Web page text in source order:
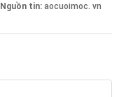
Nguồn tin: aocuoimoc. vn